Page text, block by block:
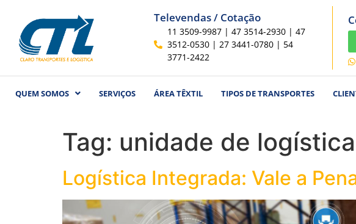
Televendas / Cotação
11 3509-9987 | 47 3514-2930 | 47
3512-0530 | 27 3441-0780 | 54
3771-2422
QUEM SOMOS SERVIÇOS ÁREA TÊXTIL TIPOS DE TRANSPORTES
Tag: unidade de
Logística Integrada: Vale a